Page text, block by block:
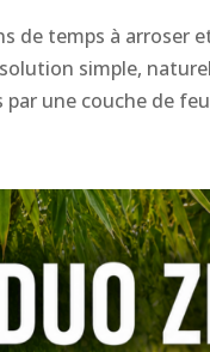
de temps à arroser
simple,
une couche de